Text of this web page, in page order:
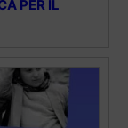
PER IL